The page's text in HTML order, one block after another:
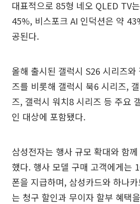
대표적으로 85형 네오 QLED TV
45%, 비스포크 AI 인덕션은 약
공된다.
올해 출시된 갤럭시 S26 시리즈와
즈를 비롯해 갤럭시 북6 시리즈,
즈, 갤럭시 워치8 시리즈 등 주요
인 대상에 포함됐다.
삼성전자는 행사 규모 확대와 함
했다. 행사 모델 구매 고객에게는
폰을 지급하며, 삼성카드와 하나
는 청구 할인과 무이자 할부 혜택